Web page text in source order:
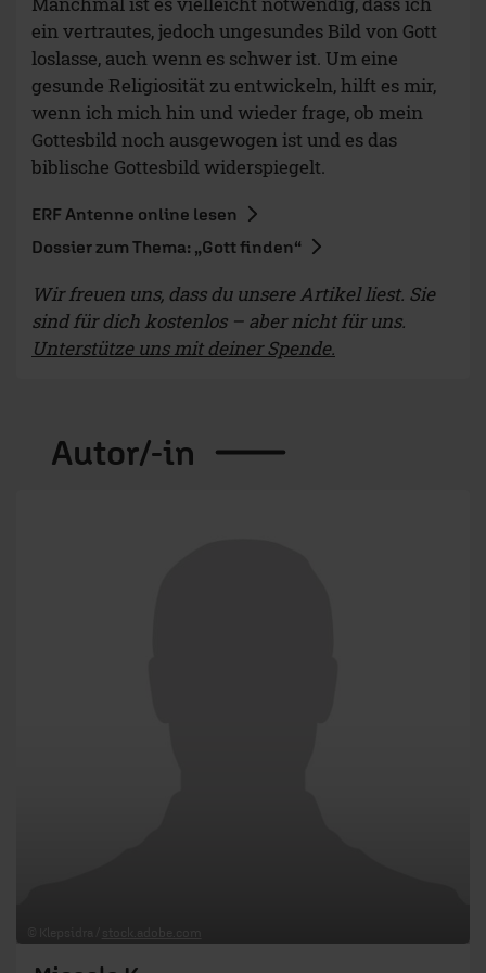
ein vertrautes, jedoch ungesundes Bild von Gott
loslasse, auch wenn es schwer ist. Um eine
gesunde Religiosität zu entwickeln, hilft es mir,
wenn ich mich hin und wieder frage, ob mein
Gottesbild noch ausgewogen ist und es das
biblische Gottesbild widerspiegelt.
ERF Antenne online lesen
Dossier zum Thema: „Gott finden“
Wir freuen uns, dass du unsere Artikel liest. Sie
sind für dich kostenlos – aber nicht für uns.
Unterstütze uns mit deiner Spende.
Autor/-in